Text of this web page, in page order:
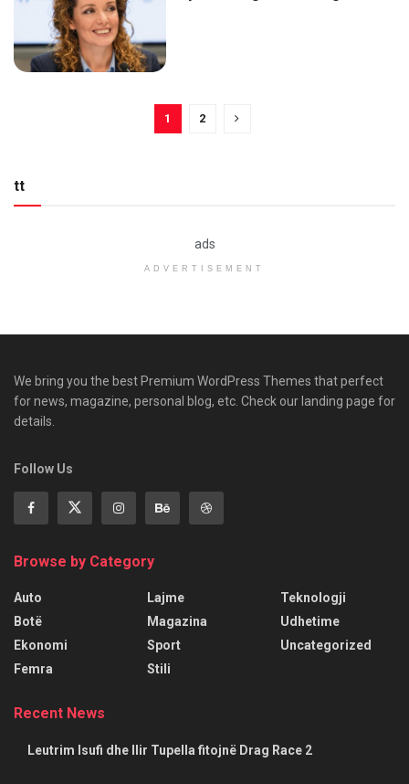
1 2
tt
ads
ADVERTISEMENT
We bring you the best Premium WordPress Themes that perfect
for news, magazine, personal blog, etc. Check our landing page for
details.
Follow Us
Browse by Category
Auto
Botë
Ekonomi
Femra
Lajme
Magazina
Sport
Stili
Teknologji
Udhetime
Uncategorized
Recent News
Leutrim Isufi dhe Ilir Tupella fitojnë Drag Race 2